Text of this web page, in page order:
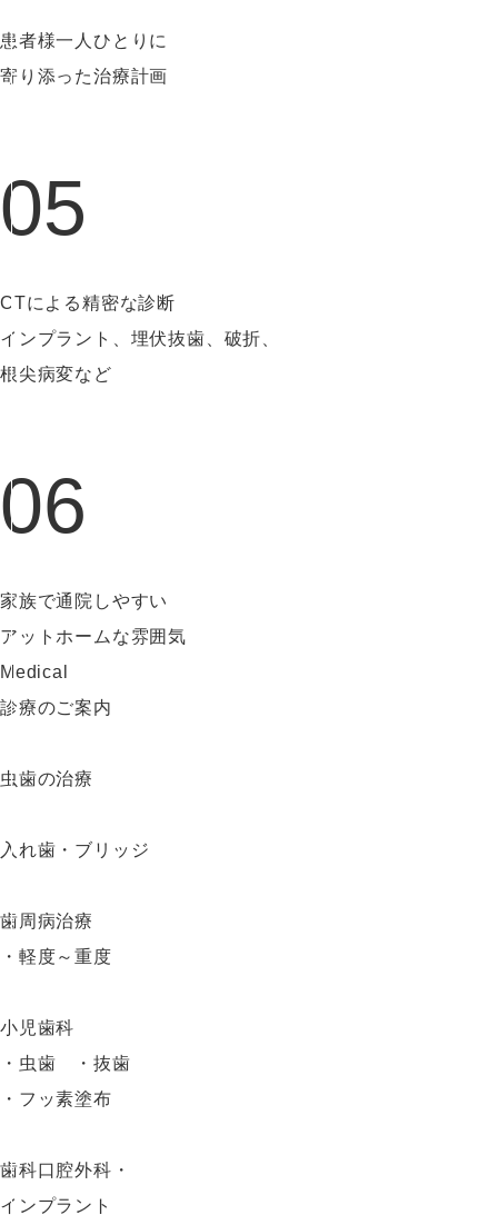
患者様一人ひとりに
寄り添った治療計画
05
CTによる精密な診断
インプラント、埋伏抜歯、破折、
根尖病変など
06
家族で通院しやすい
アットホームな雰囲気
Medical
診療のご案内
虫歯の治療
入れ歯・ブリッジ
歯周病治療
・軽度～重度
小児歯科
・虫歯 ・抜歯
・フッ素塗布
歯科口腔外科・
インプラント